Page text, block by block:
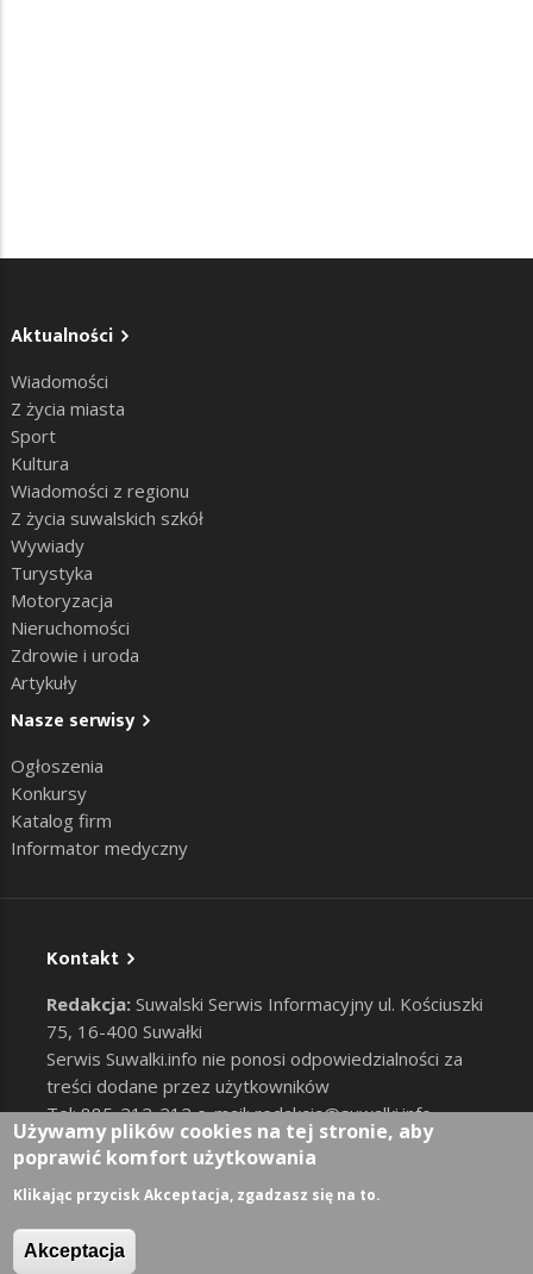
Aktualności
Wiadomości
Z życia miasta
Sport
Kultura
Wiadomości z regionu
Z życia suwalskich szkół
Wywiady
Turystyka
Motoryzacja
Nieruchomości
Zdrowie i uroda
Artykuły
Nasze serwisy
Ogłoszenia
Konkursy
Katalog firm
Informator medyczny
Kontakt
Redakcja: Suwalski Serwis Informacyjny ul. Kościuszki
75, 16-400 Suwałki
Serwis Suwalki.info nie ponosi odpowiedzialności za
treści dodane przez użytkowników
Tel: 885-212-212 e-mail:redakcja@suwalki.info,
reklama@suwalki.info
RODO |Cookies
User account menu
Zaloguj
Używamy plików cookies na tej stronie, aby
poprawić komfort użytkowania
Klikając przycisk Akceptacja, zgadzasz się na to.
Akceptacja